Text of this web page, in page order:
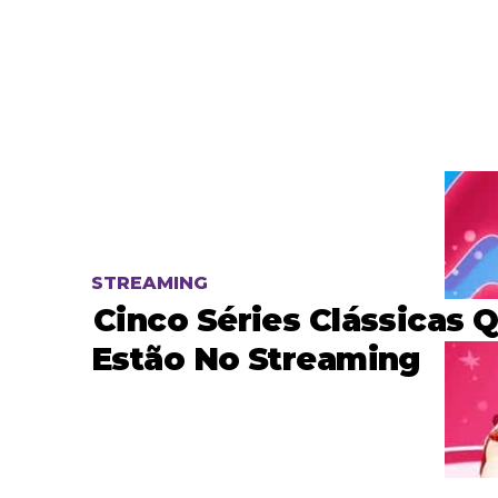
STREAMING
Cinco Séries Clássicas
Estão No Streaming